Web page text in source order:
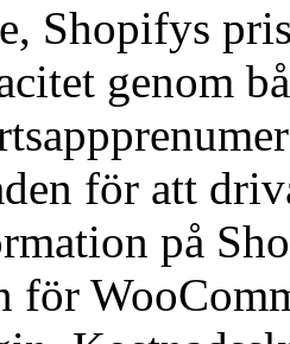
Shopifys
genom
för att
på
för